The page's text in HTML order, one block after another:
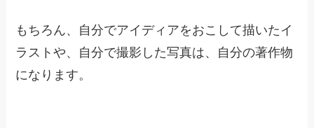
もちろん、自分でアイディアをおこして描いたイ
ラストや、自分で撮影した写真は、自分の著作物
になります。